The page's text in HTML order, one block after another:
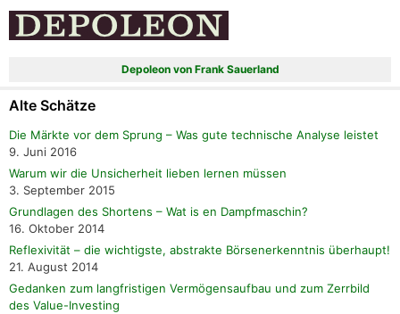
Depoleon von Frank Sauerland
Alte Schätze
Die Märkte vor dem Sprung – Was gute technische Analyse leistet
9. Juni 2016
Warum wir die Unsicherheit lieben lernen müssen
3. September 2015
Grundlagen des Shortens – Wat is en Dampfmaschin?
16. Oktober 2014
Reflexivität – die wichtigste, abstrakte Börsenerkenntnis überhaupt!
21. August 2014
Gedanken zum langfristigen Vermögensaufbau und zum Zerrbild
des Value-Investing